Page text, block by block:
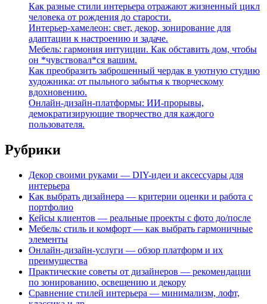
Как разные стили интерьера отражают жизненный цикл
человека от рождения до старости.
Интерьер-хамелеон: свет, декор, зонирование для
адаптации к настроению и задаче.
Мебель: гармония интуиции. Как обставить дом, чтобы
он *чувствовал*ся вашим.
Как преобразить заброшенный чердак в уютную студию
художника: от пыльного забытья к творческому
вдохновению.
Онлайн-дизайн-платформы: ИИ-прорывы,
демократизирующие творчество для каждого
пользователя.
Рубрики
Декор своими руками — DIY-идеи и аксессуары для
интерьера
Как выбрать дизайнера — критерии оценки и работа с
портфолио
Кейсы клиентов — реальные проекты с фото до/после
Мебель: стиль и комфорт — как выбрать гармоничные
элементы
Онлайн-дизайн-услуги — обзор платформ и их
преимущества
Практические советы от дизайнеров — рекомендации
по зонированию, освещению и декору
Сравнение стилей интерьера — минимализм, лофт,